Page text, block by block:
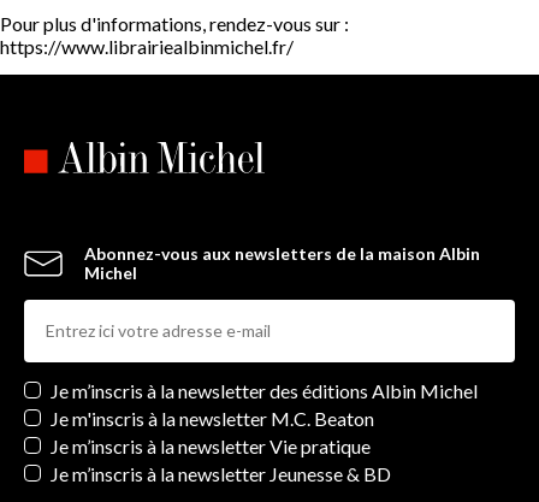
Pour plus d'informations, rendez-vous sur :
https://www.librairiealbinmichel.fr/
Abonnez-vous aux newsletters de la maison Albin
Michel
Newsletters
Je m’inscris à la newsletter des éditions Albin Michel
Je m'inscris à la newsletter M.C. Beaton
Je m’inscris à la newsletter Vie pratique
Je m’inscris à la newsletter Jeunesse & BD